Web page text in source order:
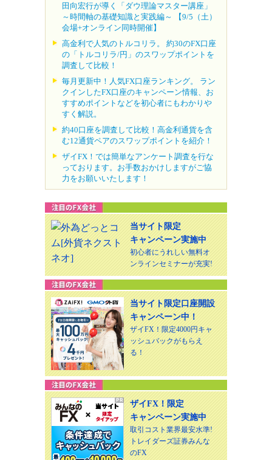
田向宏行が導く「ダウ理論マスター講座」
～時間軸の基礎知識と実践編～ 【9/5（土）
会場+オンライン同時開催】
高金利で人気のトルコリラ。 約30のFX口座
の「トルコリラ/円」のスワップポイントを
調査して比較！
毎月更新中！人気FX口座ランキング。 ラン
クインしたFX口座のキャンペーン情報、お
すすめポイントなどを初心者にもわかりや
すく解説。
約40口座を調査して比較！高金利通貨を含
む12通貨ペアのスワップポイントを紹介！
ザイFX！では簡単なアンケート調査を行な
っております。お手数おかけしますがご協
力をお願いいたします！
当サイト限定
キャンペーン実施中
初心者にうれしい無料オ
ンラインセミナーが充実!
当サイト限定口座開設
キャンペーン中！
ザイFX！限定4000円キャ
ッシュバックがもらえ
る！
ザイFX！限定
キャンペーン実施中
取引コスト業界最安水準!
トレイダーズ証券みんな
のFX